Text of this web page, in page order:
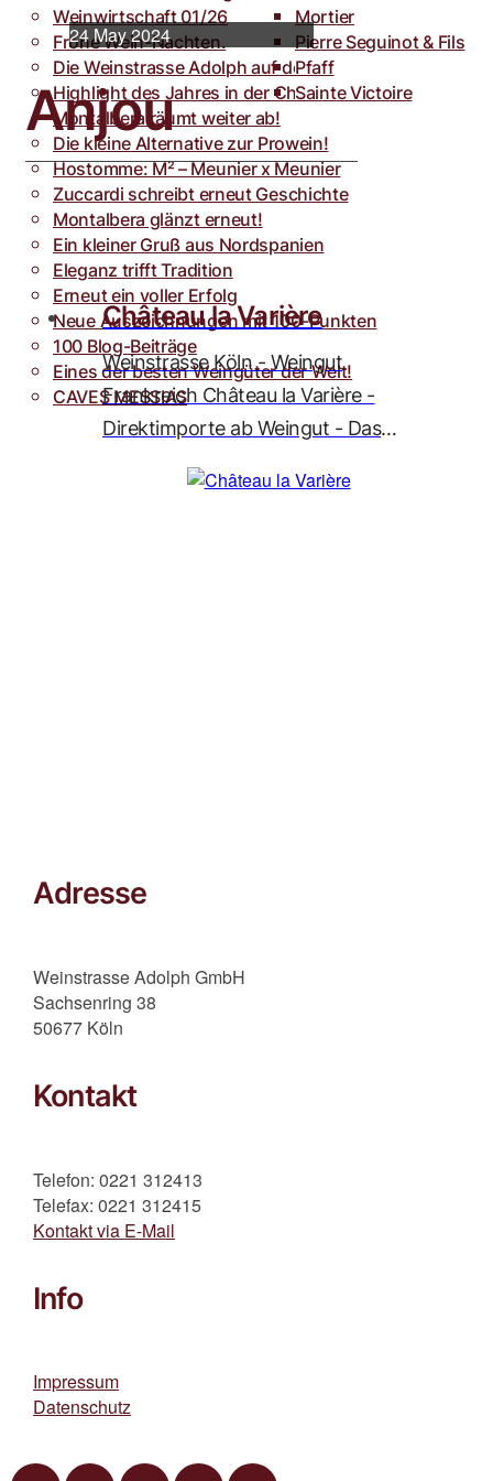
Weinwirtschaft 01/26
Frohe Wein-Nachten.
Die Weinstrasse Adolph auf der weinFACH
Highlight des Jahres in der Champagne.
Montalbera räumt weiter ab!
Die kleine Alternative zur Prowein!
Hostomme: M² – Meunier x Meunier
Zuccardi schreibt erneut Geschichte
Montalbera glänzt erneut!
Ein kleiner Gruß aus Nordspanien
Eleganz trifft Tradition
Erneut ein voller Erfolg
Neue Auszeichnungen mit 100-Punkten
100 Blog-Beiträge
Eines der besten Weingüter der Welt!
CAVES MESSIAS
Toro
Rocca dei Forti
Villa Armellina
Mortier
Pierre Seguinot & Fils
Pfaff
Sainte Victoire
24 May 2024
Anjou
Château la Varière
Weinstrasse Köln - Weingut
Frankreich Château la Varière -
Direktimporte ab Weingut - Das
Adresse
Weinstrasse Adolph GmbH
Sachsenring 38
50677 Köln
Kontakt
Telefon: 0221 312413
Telefax: 0221 312415
Kontakt via E-Mail
Info
Impressum
Datenschutz